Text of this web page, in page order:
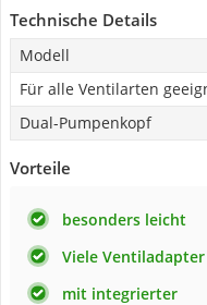
Technische Details
Modell
Für alle Ventilarten
Dual-Pumpenkopf
Vorteile
besonders leicht
Viele Ventiladapter
mit integrierter